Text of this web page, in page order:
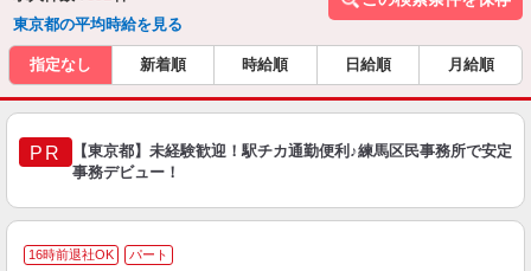
東京都の平均時給を見る
指定なし 新着順 時給順 日給順 月給順
PR
【東京都】未経験歓迎！駅チカ通勤便利♪練馬区民事務所で安定
事務デビュー！
16時前退社OK パート